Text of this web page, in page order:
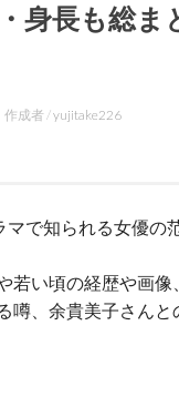
身長も総ま
作成者 /yujitake226
で知られる女優の
若い頃の経歴や画
噂、余貴美子さん